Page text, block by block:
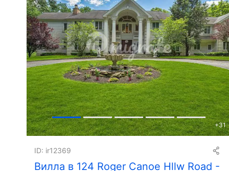
+31
Вилла в 124 Roger Canoe Hllw Road -
ID: ir12369